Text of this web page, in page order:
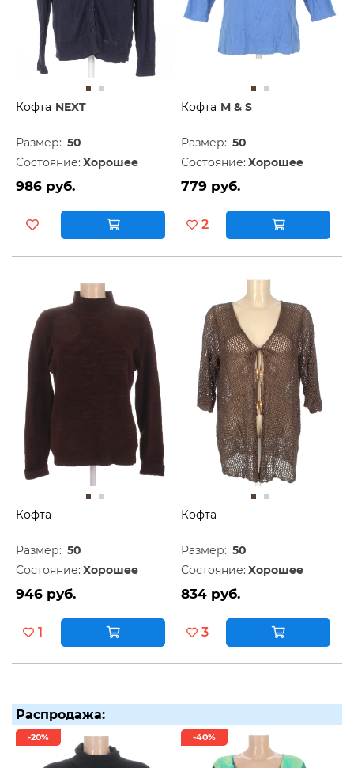
Кофта NEXT
Размер: 50
Состояние: Хорошее
986 руб.
Кофта M & S
Размер: 50
Состояние: Хорошее
779 руб.
2
Кофта
Размер: 50
Состояние: Хорошее
946 руб.
1
Кофта
Размер: 50
Состояние: Хорошее
834 руб.
3
Распродажа:
-20% -40%